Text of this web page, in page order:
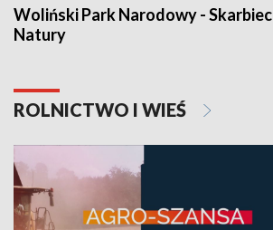
Woliński Park Narodowy - Skarbiec
Natury
ROLNICTWO I WIEŚ